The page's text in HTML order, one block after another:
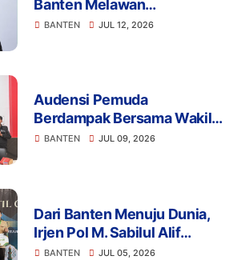
Banten Melawan
Mengapresiasi Komitmen
BANTEN JUL 12, 2026
Audensi Pemuda
Berdampak Bersama Wakil
Ketua Komisi III DPRD Kota
BANTEN JUL 09, 2026
Dari Banten Menuju Dunia,
Irjen Pol M. Sabilul Alif
Dorong Penguatan
BANTEN JUL 05, 2026